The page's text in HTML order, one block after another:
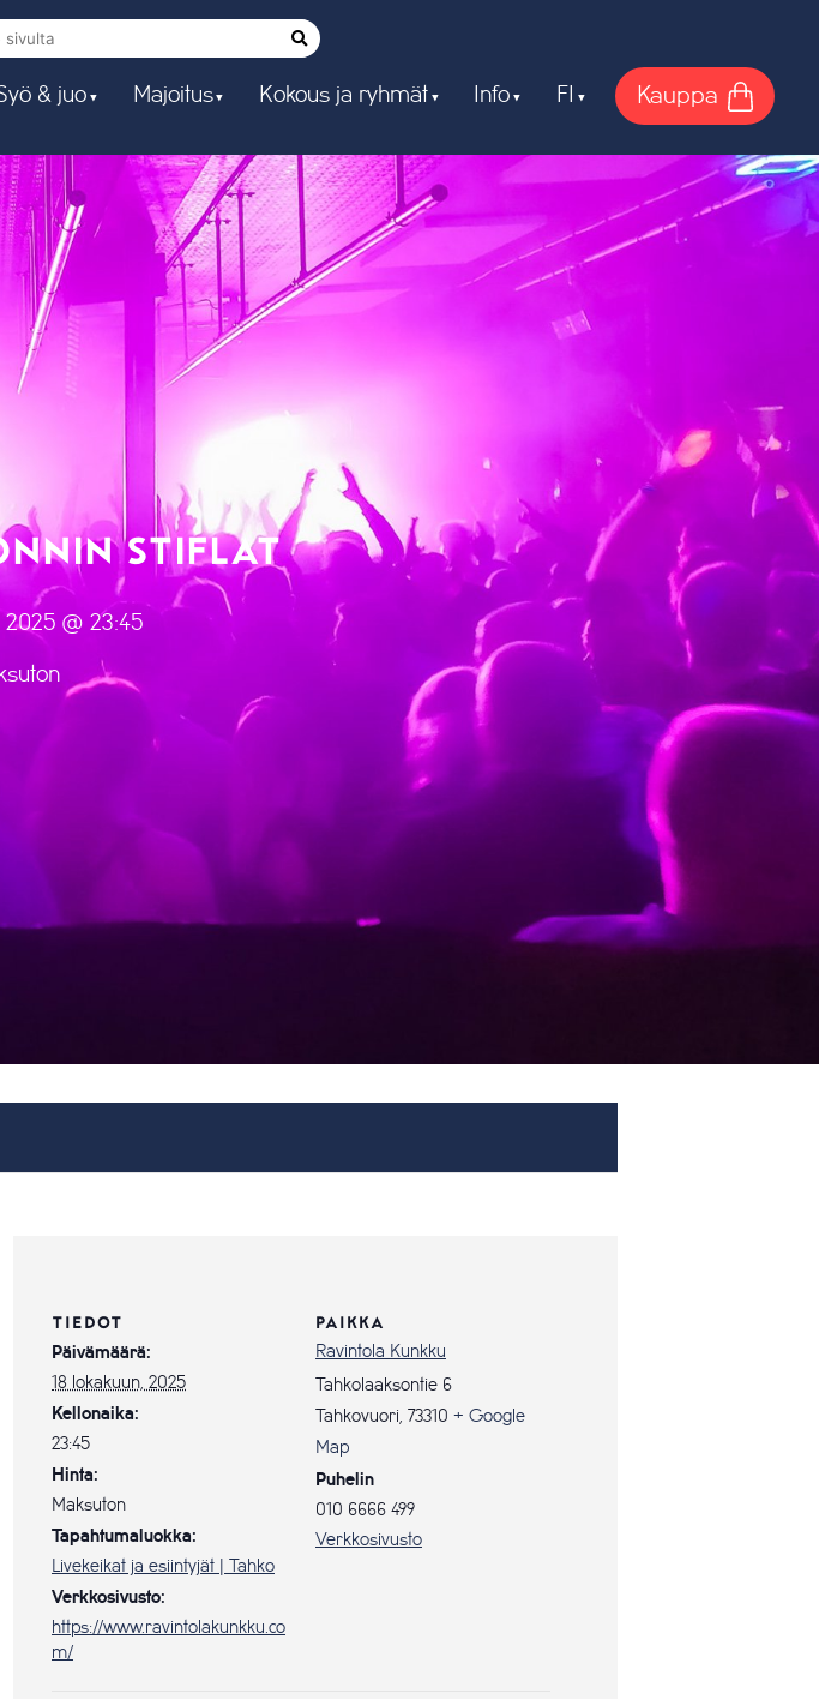
& juo Majoitus Kokous ja ryhmät Info FI Kauppa
STIFLAT
2025 @ 23:45
TIEDOT
Päivämäärä:
18 lokakuun, 2025
Kellonaika:
23:45
Hinta:
Maksuton
Tapahtumaluokka:
Livekeikat ja esiintyjät | Tahko
Verkkosivusto:
https://www.ravintolakunkku.co
m/
PAIKKA
Ravintola Kunkku
Tahkolaaksontie 6
Tahkovuori, 73310 + Google
Map
Puhelin
010 6666 499
Verkkosivusto